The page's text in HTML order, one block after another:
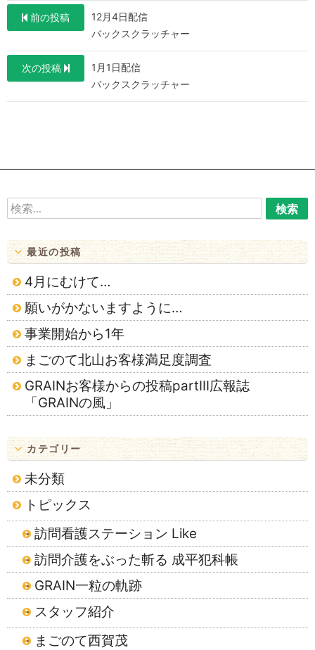
投
稿
ナ
ビ
ゲ
ョ
ン
前の投稿
12月4日配信
バックスクラッチャー
次の投稿
1月1日配信
バックスクラッチャー
検
索:
最近の投稿
4月にむけて…
願いがかないますように…
事業開始から1年
まごのて北山お客様満足度調査
GRAINお客様からの投稿partⅢ広報誌
「GRAINの風」
カテゴリー
未分類
トピックス
訪問看護ステーション Like
訪問介護をぶった斬る 成平犯科帳
GRAIN一粒の軌跡
スタッフ紹介
まごのて西賀茂